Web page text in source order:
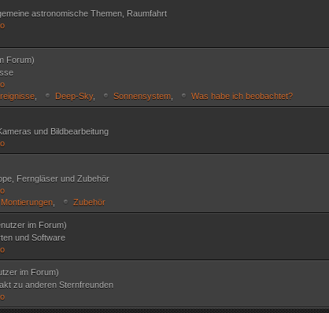
astronomische Themen, Raumfahrt
Forum)
Deep-Sky, Sonnensystem Was habe ich beobachtet?
und Bildbearbeitung
Ferngläser und Zubehör
Montierungen Zubehör
im Forum)
und Software
im Forum)
zu anderen Sternfreunden